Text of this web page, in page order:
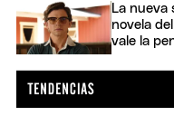
La nueva
novela
vale la